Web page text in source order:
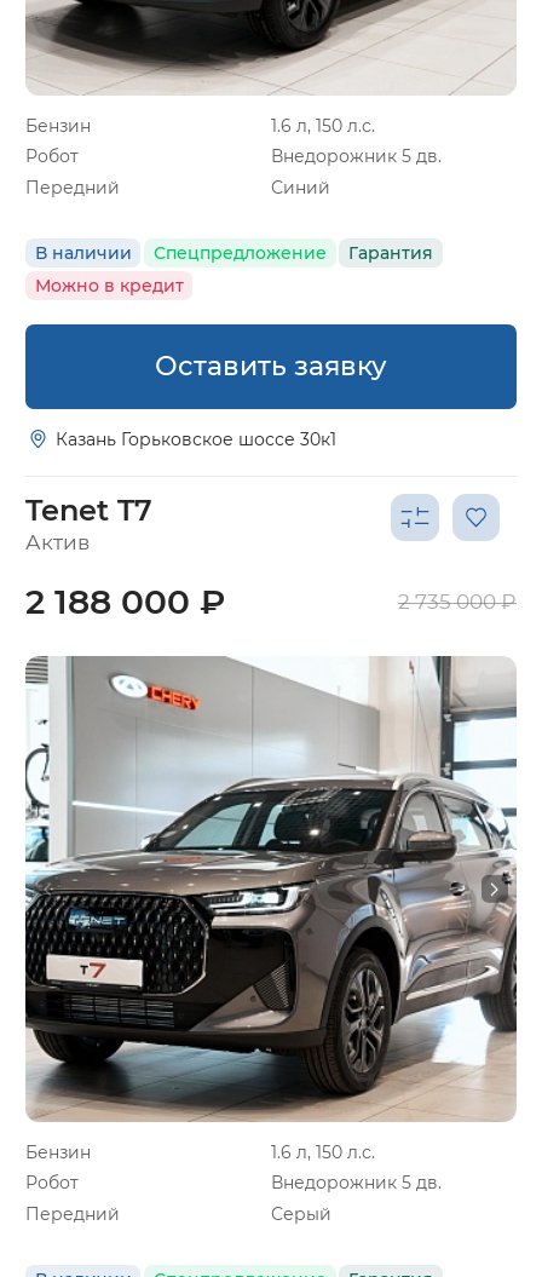
Бензин
1.6 л, 150 л.с.
Робот
Внедорожник 5 дв.
Передний
Синий
В наличии Спецпредложение
Гарантия
Можно в кредит
Оставить заявку
Казань Горьковское шоссе 30к1
Tenet T7
Актив
Бензин
1.6 л, 150 л.с.
Робот
Внедорожник 5 дв.
Передний
Серый
2 188 000 ₽ 2 735 000 ₽